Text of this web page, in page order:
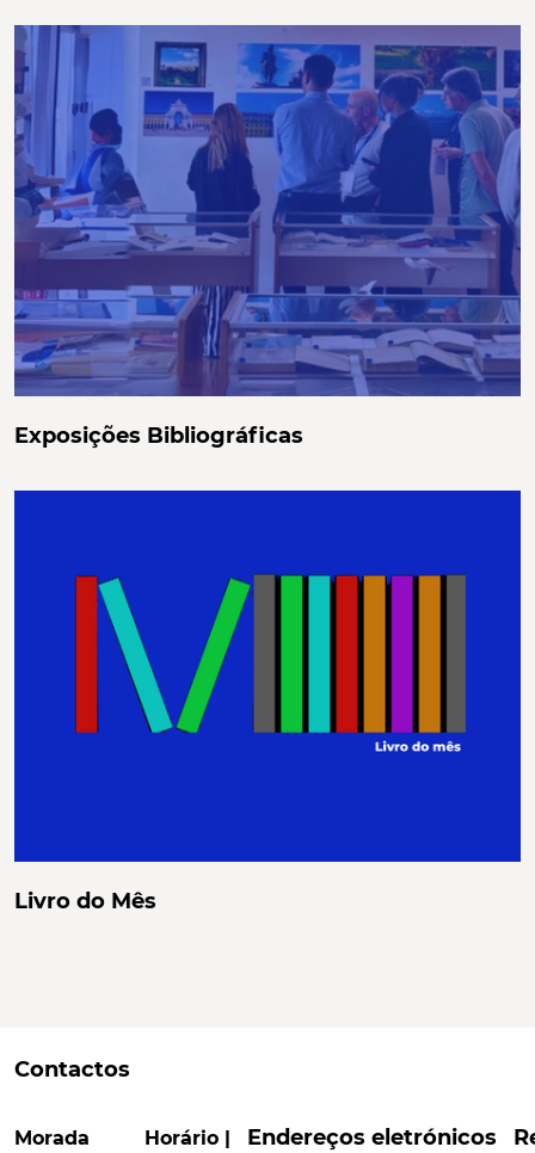
Exposições Bibliográficas
Livro do Mês
Contactos
Morada
Horário |
Endereços eletrónicos